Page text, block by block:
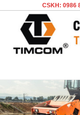
CSKH: 0986